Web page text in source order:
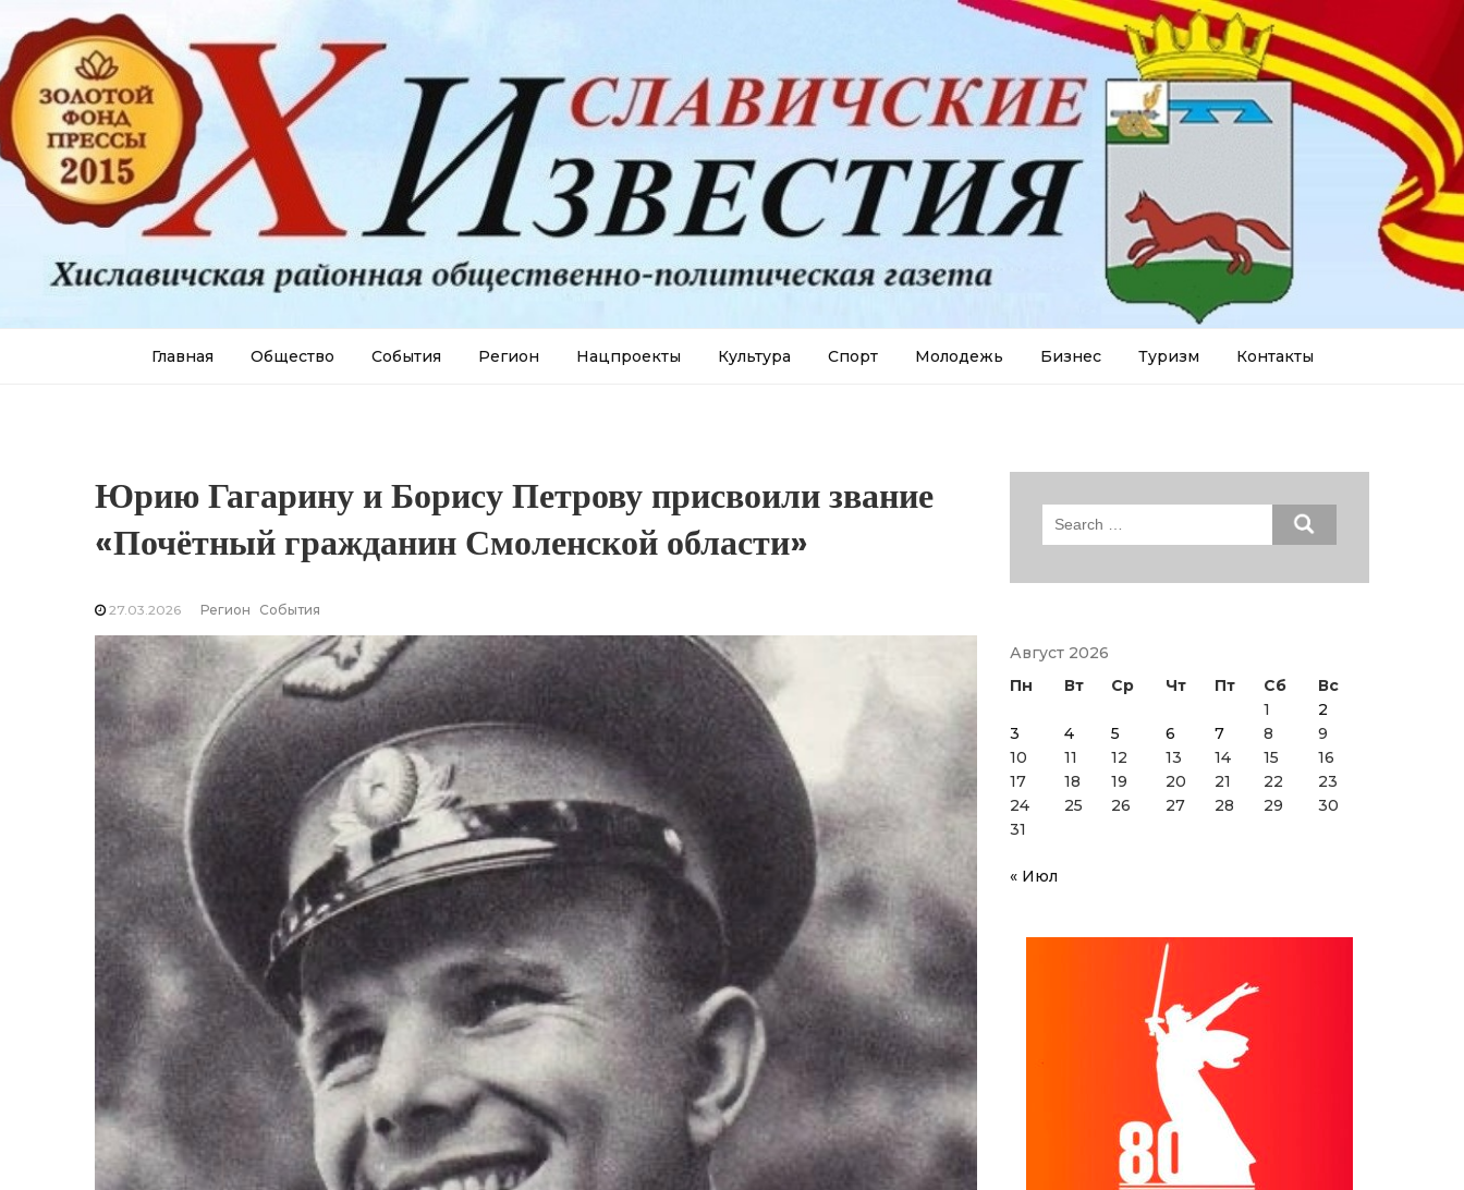
Главная Общество События Регион Нацпроекты Культура Спорт Молодежь Бизнес Туризм Контакты
Юрию Гагарину и Борису Петрову присвоили звание
«Почётный гражданин Смоленской области»
27.03.2026 Регион События
Search
Август 2026
Пн
Вт Ср Чт Пт Сб
Вс
1
2
3
4 5 6 7 8
9
10
11 12 13 14 15
16
17
18 19 20 21 22
23
24
25 26 27 28 29
30
31
« Июл